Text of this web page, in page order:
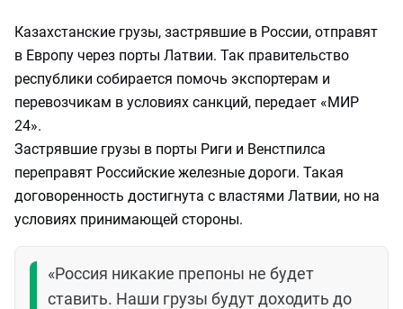
Казахстанские грузы, застрявшие в России, отправят
в Европу через порты Латвии. Так правительство
республики собирается помочь экспортерам и
перевозчикам в условиях санкций, передает «МИР
24».
Застрявшие грузы в порты Риги и Венстпилса
переправят Российские железные дороги. Такая
договоренность достигнута с властями Латвии, но на
условиях принимающей стороны.
«Россия никакие препоны не будет
ставить. Наши грузы будут доходить до